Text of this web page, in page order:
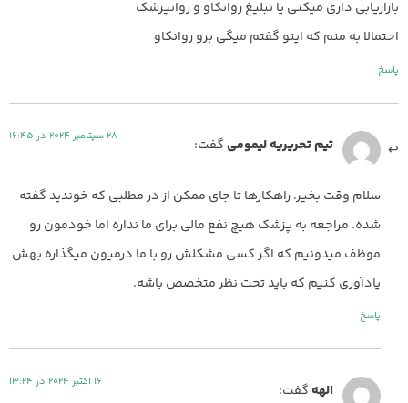
بازاریابی داری میکنی یا تبلیغ روانکاو و روانپزشک
احتمالا به منم که اینو گفتم میگی برو روانکاو
پاسخ
تیم تحریریه لیمومیگفت: 28 سپتامبر 2024 در 16:45
سلام وقت بخیر. راهکارها تا جای ممکن از در مطلبی که خوندید گفته
شده. مراجعه به پزشک هیچ نفع مالی برای ما نداره اما خودمون رو
موظف میدونیم که اگر کسی مشکلش رو با ما درمیون میگذاره بهش
یادآوری کنیم که باید تحت نظر متخصص باشه.
پاسخ
الههگفت: 16 اکتبر 2024 در 13:24